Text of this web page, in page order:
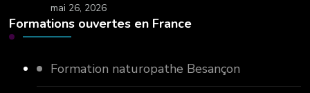
mai 26, 2026
Formations ouvertes en France
Formation naturopathe Besançon